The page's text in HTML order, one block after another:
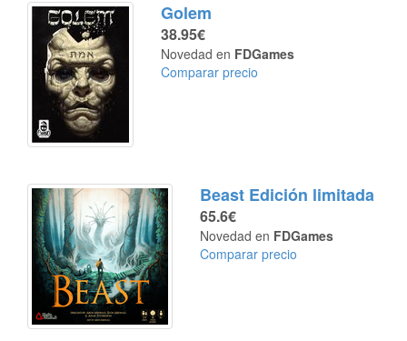
Golem
38.95€
Novedad en FDGames
Comparar precio
Beast Edición limitada
65.6€
Novedad en FDGames
Comparar precio